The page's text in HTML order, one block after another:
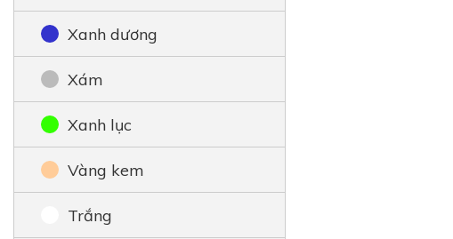
Xanh dương
Xám
Xanh lục
Vàng kem
Trắng